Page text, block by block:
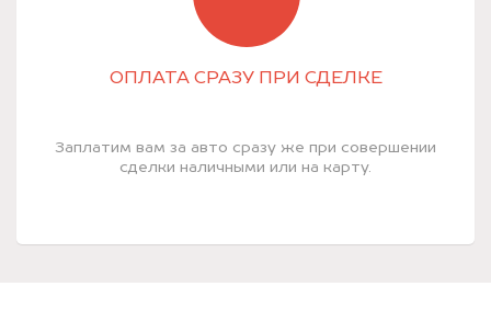
ОПЛАТА СРАЗУ ПРИ СДЕЛКЕ
Заплатим вам за авто сразу же при совершении
сделки наличными или на карту.